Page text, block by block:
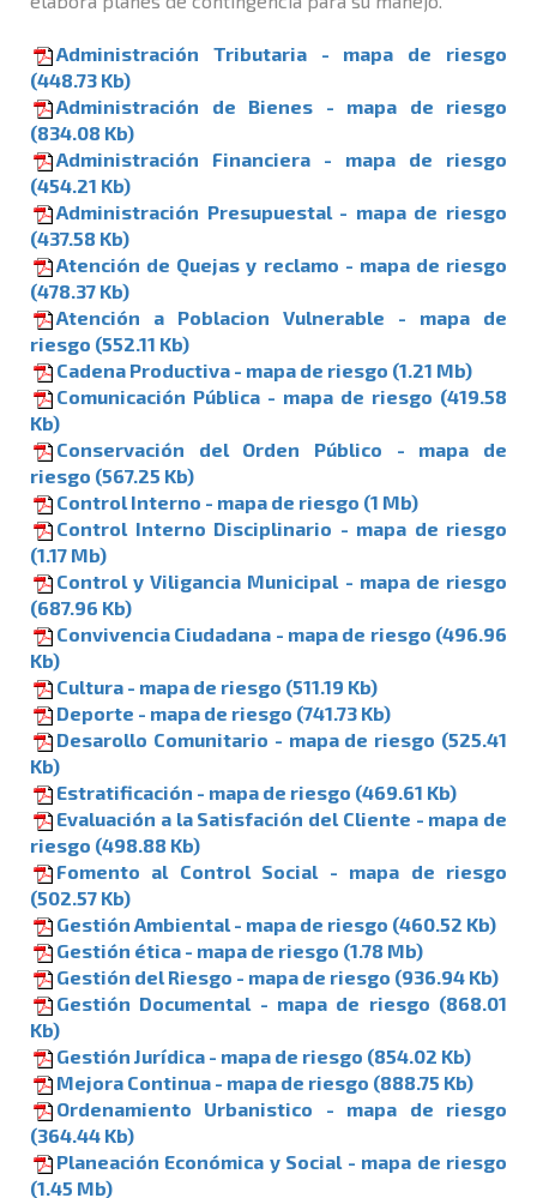
Administración Tributaria - mapa de riesgo
(448.73 Kb)
Administración de Bienes - mapa de riesgo
(834.08 Kb)
Administración Financiera - mapa de riesgo
(454.21 Kb)
Administración Presupuestal - mapa de riesgo
(437.58 Kb)
Atención de Quejas y reclamo - mapa de riesgo
(478.37 Kb)
Atención a Poblacion Vulnerable - mapa de
riesgo (552.11 Kb)
Cadena Productiva - mapa de riesgo (1.21 Mb)
Comunicación Pública - mapa de riesgo (419.58
Kb)
Conservación del Orden Público - mapa de
riesgo (567.25 Kb)
Control Interno - mapa de riesgo (1 Mb)
Control Interno Disciplinario - mapa de riesgo
(1.17 Mb)
Control y Viligancia Municipal - mapa de riesgo
(687.96 Kb)
Convivencia Ciudadana - mapa de riesgo (496.96
Kb)
Cultura - mapa de riesgo (511.19 Kb)
Deporte - mapa de riesgo (741.73 Kb)
Desarollo Comunitario - mapa de riesgo (525.41
Kb)
Estratificación - mapa de riesgo (469.61 Kb)
Evaluación a la Satisfación del Cliente - mapa de
riesgo (498.88 Kb)
Fomento al Control Social - mapa de riesgo
(502.57 Kb)
Gestión Ambiental - mapa de riesgo (460.52 Kb)
Gestión ética - mapa de riesgo (1.78 Mb)
Gestión del Riesgo - mapa de riesgo (936.94 Kb)
Gestión Documental - mapa de riesgo (868.01
Kb)
Gestión Jurí­dica - mapa de riesgo (854.02 Kb)
Mejora Continua - mapa de riesgo (888.75 Kb)
Ordenamiento Urbanistico - mapa de riesgo
(364.44 Kb)
Planeación Económica y Social - mapa de riesgo
(1.45 Mb)